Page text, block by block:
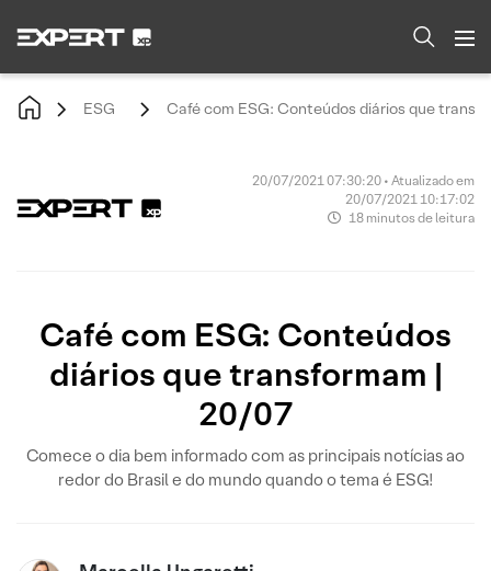
ESG Café com ESG: Conteúdos diários que
20/07/2021 07:30:20 • Atualizado em
20/07/2021 10:17:02
18 minutos de leitura
Café com ESG: Conteúdos
diários que transformam |
20/07
Comece o dia bem informado com as principais notícias ao
redor do Brasil e do mundo quando o tema é ESG!